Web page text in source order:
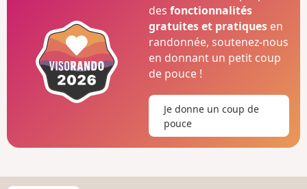
desfonctionnalités
gratuites et pratiques en
randonnée, soutenez-nous
en donnant un petit coup
de pouce !
Je donne un coup de
pouce